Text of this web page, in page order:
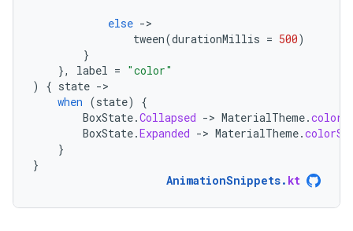
else -
tween(durationMillis = 500)
}
},
label = "color"
)
{ state -
when (state)
{
BoxState.Collapsed -> MaterialTheme.
BoxState.Expanded -> MaterialTheme.
}
}
AnimationSnippets. kt